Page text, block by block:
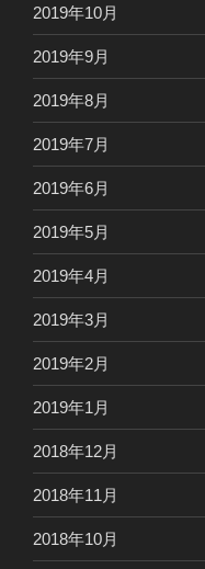
2019年10月
2019年9月
2019年8月
2019年7月
2019年6月
2019年5月
2019年4月
2019年3月
2019年2月
2019年1月
2018年12月
2018年11月
2018年10月